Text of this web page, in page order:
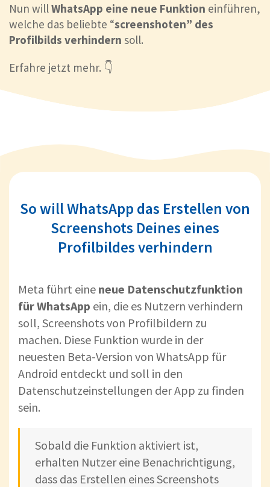
Nun willWhatsApp eine neue Funktion einführen,
welche das beliebte “screenshoten” des
Profilbilds verhindern soll.
Erfahre jetzt mehr. 👇
So will WhatsApp das Erstellen von
Screenshots Deines eines
Profilbildes verhindern
Meta führt eine neue Datenschutzfunktion
für WhatsApp ein, die es Nutzern verhindern
soll, Screenshots von Profilbildern zu
machen. Diese Funktion wurde in der
neuesten Beta-Version von WhatsApp für
Android entdeckt und soll in den
Datenschutzeinstellungen der App zu finden
sein.
Sobald die Funktion aktiviert ist,
erhalten Nutzer eine Benachrichtigung,
dass das Erstellen eines Screenshots